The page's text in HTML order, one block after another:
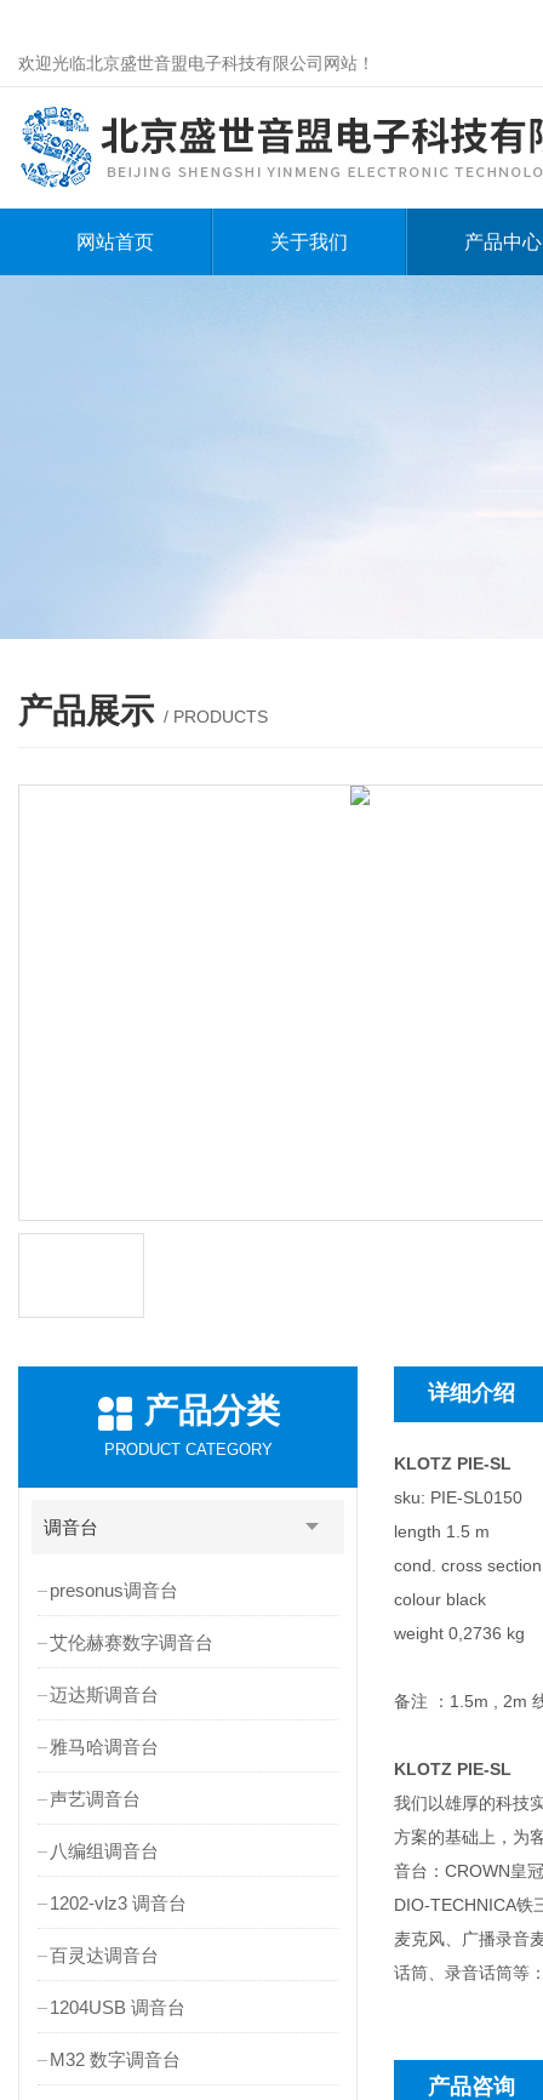
欢迎光临北京盛世音盟电子科技有限公司网站！
网站首页 关于我们 产品中心
产品展示 / PRODUCTS
产品分类
PRODUCT CATEGORY
调音台
presonus调音台
艾伦赫赛数字调音台
迈达斯调音台
雅马哈调音台
声艺调音台
八编组调音台
1202-vlz3 调音台
百灵达调音台
1204USB 调音台
M32 数字调音台
详细介绍
KLOTZ PIE-SL
sku: PIE-SL0150
length 1.5 m
cond. cross
colour black
weight 0,2736 kg
备注 ：1.5m , 2m
KLOTZ PIE-SL
我们以雄厚的科技
方案的基础上，为
音台：CROWN皇
DIO-TECHNICA铁
麦克风、广播录音
话筒、录音话筒等
产品咨询